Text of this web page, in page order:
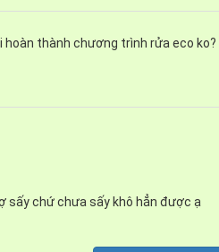
thành chương trình rửa eco ko?
sấy chứ chưa sấy khô hẳn được ạ